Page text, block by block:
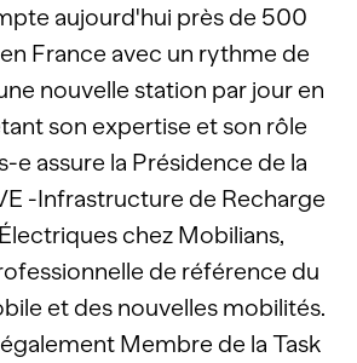
aujourd'hui près de 500
France avec un rythme de
nouvelle station par jour en
son expertise et son rôle
e assure la Présidence de la
-Infrastructure de Recharge
chez Mobilians,
de référence du
et des nouvelles mobilités.
Membre de la Task